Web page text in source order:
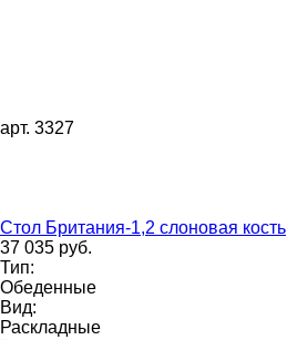
арт. 3327
Стол Британия-1,2 слоновая кость
37 035 руб.
Тип:
Обеденные
Вид:
Раскладные